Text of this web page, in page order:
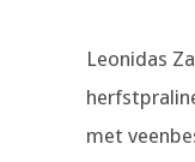
Leonidas
met